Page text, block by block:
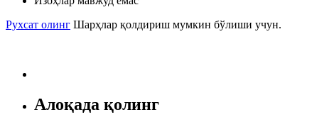
Рухсат олинг Шарҳлар қолдириш мумкин бўлиши учун.
Алоқада қолинг